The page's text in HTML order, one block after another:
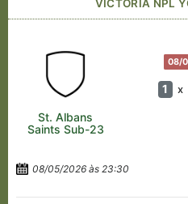
VICTORIA NPL
08/
1 x
St. Albans
Saints Sub-23
08/05/2026 às 23:30